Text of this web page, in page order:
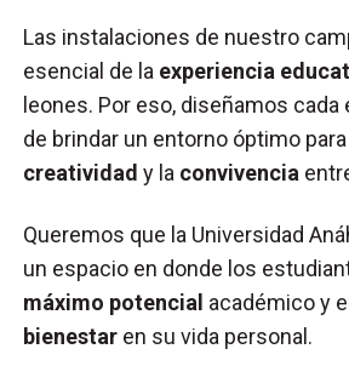
Las instalaciones de nuestro
esencial de la experiencia
leones. Por eso, diseñamos
de brindar un entorno óptimo para
creatividad y la convivencia
Queremos que la Universidad
un espacio en donde los
máximo potencial académico y
bienestar en su vida personal.